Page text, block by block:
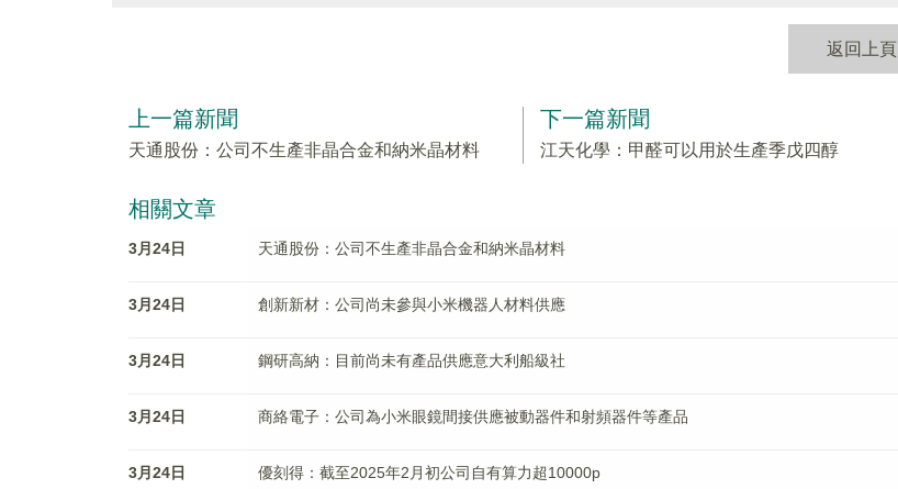
返回上頁
上一篇新聞
天通股份：公司不生產非晶合金和納米晶材料
下一篇新聞
江天化學：甲醛可以用於生產季戊四醇
相關文章
3月24日 天通股份：公司不生產非晶合金和納米晶材料
3月24日 創新新材：公司尚未參與小米機器人材料供應
3月24日 鋼研高納：目前尚未有產品供應意大利船級社
3月24日 商絡電子：公司為小米眼鏡間接供應被動器件和射頻器件等產品
3月24日 優刻得：截至2025年2月初公司自有算力超10000p